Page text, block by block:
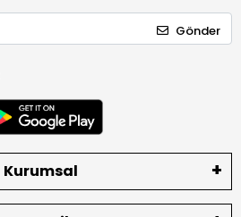
Gönder
Kurumsal